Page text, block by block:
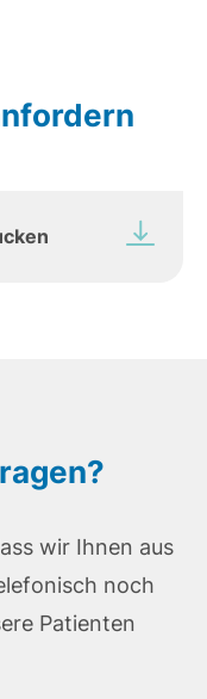
wir Ihnen aus
noch
Patienten